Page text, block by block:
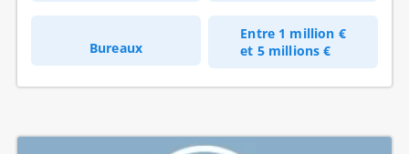
Bureaux
Entre 1 million €
et 5 millions €